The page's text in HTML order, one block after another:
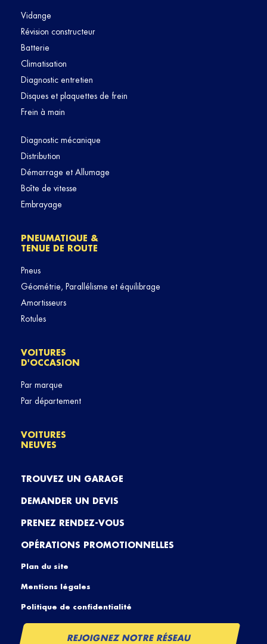
Vidange
Révision constructeur
Batterie
Climatisation
Diagnostic entretien
Disques et plaquettes de frein
Frein à main
Diagnostic mécanique
Distribution
Démarrage et Allumage
Boîte de vitesse
Embrayage
PNEUMATIQUE &
TENUE DE ROUTE
Pneus
Géométrie, Parallélisme et équilibrage
Amortisseurs
Rotules
VOITURES
D'OCCASION
Par marque
Par département
VOITURES
NEUVES
TROUVEZ UN GARAGE
DEMANDER UN DEVIS
PRENEZ RENDEZ-VOUS
OPÉRATIONS PROMOTIONNELLES
Plan du site
Mentions légales
Politique de confidentialité
REJOIGNEZ NOTRE RÉSEAU